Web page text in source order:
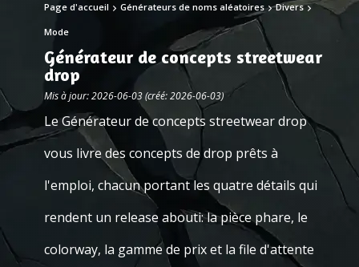
Page d'accueil Générateurs de noms aléatoires Divers
Mode
Générateur de concepts streetwear
drop
Mis à jour: 2026-06-03 (créé: 2026-06-03)
Le Générateur de concepts streetwear drop
vous livre des concepts de drop prêts à
l'emploi, chacun portant les quatre détails qui
rendent un release abouti: la pièce phare, le
colorway, la gamme de prix et la file d'attente